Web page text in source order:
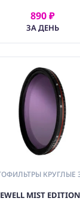
,
(OPT) ОПТИКА
890 ₽
ЗА ДЕНЬ
АРЕНДОВАТЬ
КРУГЛЫЕ
MIST